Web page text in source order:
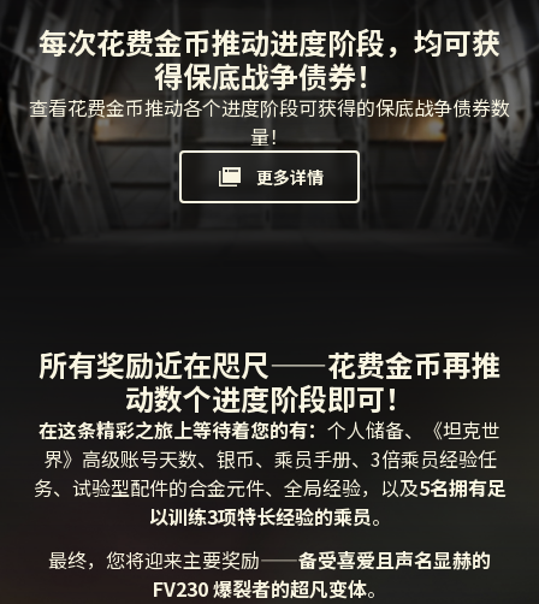
每次花费金币推动进度阶段，均可获
得保底战争债券！
查看花费金币推动各个进度阶段可获得的保底战争债券数
量！
更多详情
所有奖励近在咫尺——花费金币再推
动数个进度阶段即可！
在这条精彩之旅上等待着您的有： 个人储备、《坦克世
界》高级账号天数、银币、乘员手册、3倍乘员经验任
务、试验型配件的合金元件、全局经验，以及5名拥有足
以训练3项特长经验的乘员。
最终，您将迎来主要奖励——备受喜爱且声名显赫的
FV230 爆裂者的超凡变体。